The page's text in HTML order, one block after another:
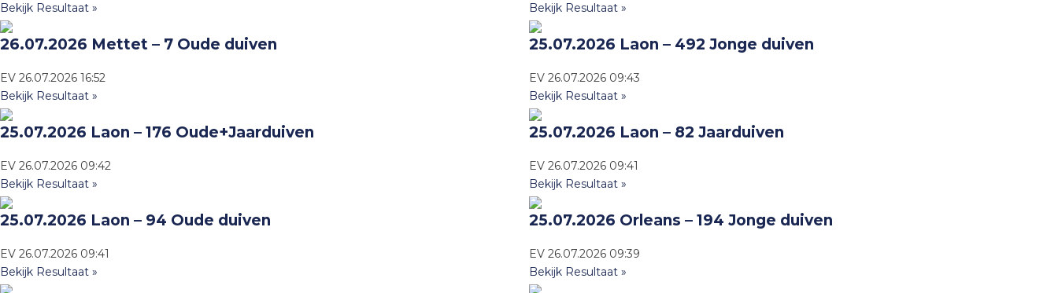
Bekijk Resultaat »
Bekijk Resultaat »
26.07.2026 Mettet – 7 Oude duiven
EV 26.07.2026 16:52
Bekijk Resultaat »
25.07.2026 Laon – 492 Jonge duiven
EV 26.07.2026 09:43
Bekijk Resultaat »
25.07.2026 Laon – 176 Oude+Jaarduiven
EV 26.07.2026 09:42
Bekijk Resultaat »
25.07.2026 Laon – 82 Jaarduiven
EV 26.07.2026 09:41
Bekijk Resultaat »
25.07.2026 Laon – 94 Oude duiven
EV 26.07.2026 09:41
Bekijk Resultaat »
25.07.2026 Orleans – 194 Jonge duiven
EV 26.07.2026 09:39
Bekijk Resultaat »